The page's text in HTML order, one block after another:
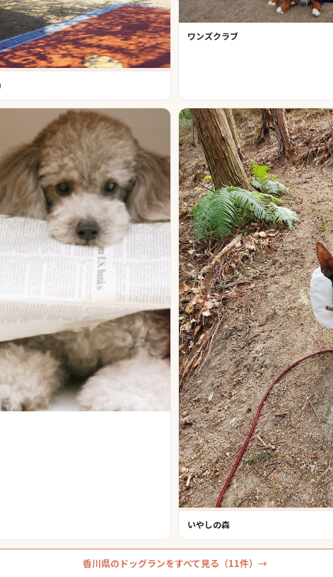
ワンズクラブ
いやしの森
香川県の ドッグランをすべて見る（11件）→